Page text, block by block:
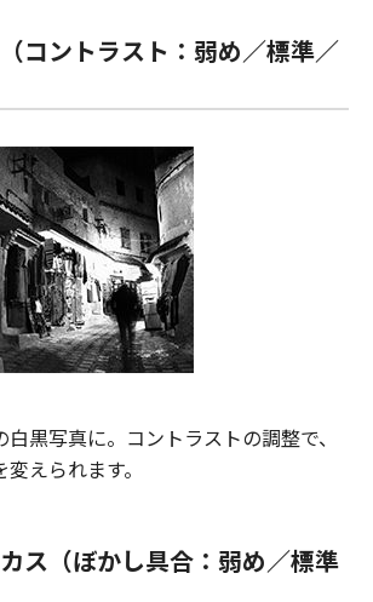
コントラスト：弱め／標準／
黒写真に。コントラストの調整で、
えられます。
ス（ぼかし具合：弱め／標準